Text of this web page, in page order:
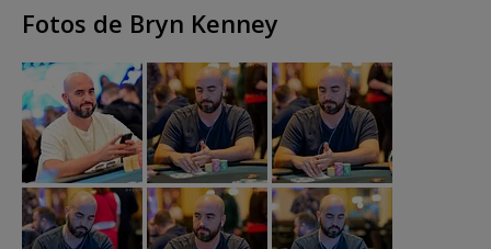
Fotos de Bryn Kenney